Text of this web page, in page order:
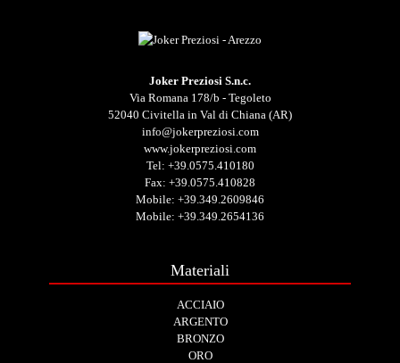
Joker Preziosi S.n.c.
Via Romana 178/b - Tegoleto
52040 Civitella in Val di Chiana (AR)
info@jokerpreziosi.com
www.jokerpreziosi.com
Tel: +39.0575.410180
Fax: +39.0575.410828
Mobile: +39.349.2609846
Mobile: +39.349.2654136
Materiali
ACCIAIO
ARGENTO
BRONZO
ORO